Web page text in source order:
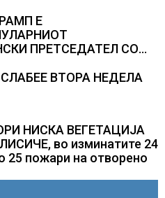
Е
ПРЕТСЕДАТЕЛ СО
од последните анкети
ВТОРА НЕДЕЛА
НИСКА ВЕГЕТАЦИЈА
во изминатите 24
25 пожари на отворено